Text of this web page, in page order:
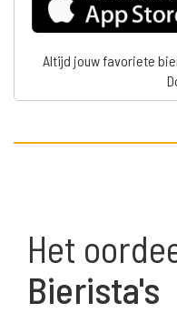
Altijd jouw favoriete
Het
Bierista's